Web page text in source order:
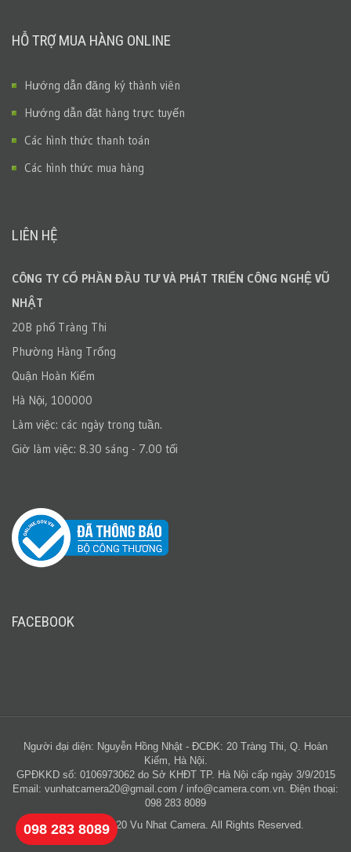
HỖ TRỢ MUA HÀNG ONLINE
Hướng dẫn đăng ký thành viên
Hướng dẫn đặt hàng trực tuyến
Các hình thức thanh toán
Các hình thức mua hàng
LIÊN HỆ
CÔNG TY CỔ PHẦN ĐẦU TƯ VÀ PHÁT TRIỂN CÔNG NGHỆ VŨ
NHẬT
20B phố Tràng Thi
Phường Hàng Trống
Quận Hoàn Kiếm
Hà Nội, 100000
Làm việc: các ngày trong tuần.
Giờ làm việc: 8.30 sáng - 7.00 tối
FACEBOOK
Người đại diện: Nguyễn Hồng Nhật - ĐCĐK: 20 Tràng Thi, Q. Hoàn
Kiếm, Hà Nội.
GPĐKKD số: 0106973062 do Sở KHĐT TP. Hà Nội cấp ngày 3/9/2015
Email: vunhatcamera20@gmail.com / info@camera.com.vn . Điện thoại:
098 283 8089
Copyright © 2020 Vu Nhat Camera. All Rights Reserved.
098 283 8089